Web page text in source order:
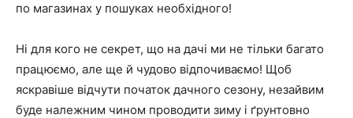
по магазинах у пошуках необхідного!
Ні для кого не секрет, що на дачі ми не тільки багато
працюємо, але ще й чудово відпочиваємо! Щоб
яскравіше відчути початок дачного сезону, незайвим
буде належним чином проводити зиму і ґрунтовно